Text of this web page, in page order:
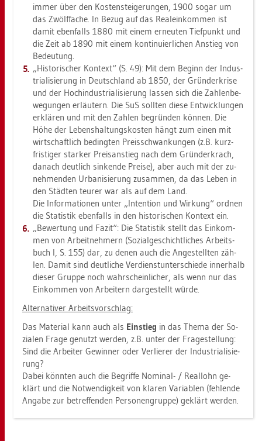
immer über den Kos­ten­stei­ge­run­gen, 1900 sogar um
das Zwölf­fa­che. In Bezug auf das Re­al­ein­kom­men ist
damit eben­falls 1880 mit einem er­neu­ten Tief­punkt und
die Zeit ab 1890 mit einem kon­ti­nu­ier­li­chen An­stieg von
Be­deu­tung.
„His­to­ri­scher Kon­text“ (S. 49): Mit dem Be­ginn der In­dus­
tria­li­sie­rung in Deutsch­land ab 1850, der Grün­der­kri­se
und der Hoch­in­dus­tria­li­sie­rung las­sen sich die Zah­len­be­
we­gun­gen er­läu­tern. Die SuS soll­ten diese Ent­wick­lun­gen
er­klä­ren und mit den Zah­len be­grün­den kön­nen. Die
Höhe der Le­bens­hal­tungs­kos­ten hängt zum einen mit
wirt­schaft­lich be­ding­ten Preis­schwan­kun­gen (z.B. kurz­
fris­ti­ger star­ker Preis­an­stieg nach dem Grün­der­krach,
da­nach deut­lich sin­ken­de Prei­se), aber auch mit der zu­
neh­men­den Ur­ba­ni­sie­rung zu­sam­men, da das Leben in
den Städ­ten teu­rer war als auf dem Land.
Die In­for­ma­tio­nen unter „In­ten­ti­on und Wir­kung“ ord­nen
die Sta­tis­tik eben­falls in den his­to­ri­schen Kon­text ein.
„Be­wer­tung und Fazit“: Die Sta­tis­tik stellt das Ein­kom­
men von Ar­beit­neh­mern (So­zi­al­ge­schicht­li­ches Ar­beits­
buch I, S. 155) dar, zu denen auch die An­ge­stell­ten zäh­
len. Damit sind deut­li­che Ver­dienst­un­ter­schie­de in­ner­halb
die­ser Grup­pe noch wahr­schein­li­cher, als wenn nur das
Ein­kom­men von Ar­bei­tern dar­ge­stellt würde.
Al­ter­na­ti­ver Ar­beits­vor­schlag:
Das Ma­te­ri­al kann auch als Ein­stieg in das Thema der So­
zia­len Frage ge­nutzt wer­den, z.B. unter der Fra­ge­stel­lung:
Sind die Ar­bei­ter Ge­win­ner oder Ver­lie­rer der In­dus­tria­li­sie­
rung?
Dabei könn­ten auch die Be­grif­fe No­mi­nal- / Re­al­lohn ge­
klärt und die Not­wen­dig­keit von kla­ren Va­ria­blen (feh­len­de
An­ga­be zur be­tref­fen­den Per­so­nen­grup­pe) ge­klärt wer­den.